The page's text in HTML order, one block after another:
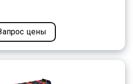
цены